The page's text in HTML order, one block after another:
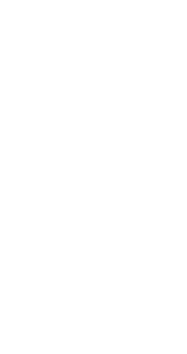
CA PREFERAT